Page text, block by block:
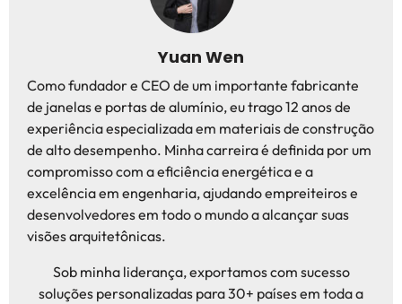
Yuan Wen
Como fundador e CEO de um importante fabricante
de janelas e portas de alumínio, eu trago 12 anos de
experiência especializada em materiais de construção
de alto desempenho. Minha carreira é definida por um
compromisso com a eficiência energética e a
excelência em engenharia, ajudando empreiteiros e
desenvolvedores em todo o mundo a alcançar suas
visões arquitetônicas.
Sob minha liderança, exportamos com sucesso
soluções personalizadas para 30+ países em toda a